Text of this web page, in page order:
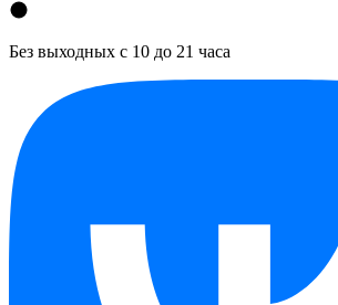
Без выходных с 10 до 21 часа